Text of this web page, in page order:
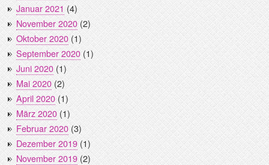
Januar 2021(4)
November 2020(2)
Oktober 2020(1)
September 2020(1)
Juni 2020(1)
Mai 2020(2)
April 2020(1)
März 2020(1)
Februar 2020(3)
Dezember 2019(1)
November 2019(2)